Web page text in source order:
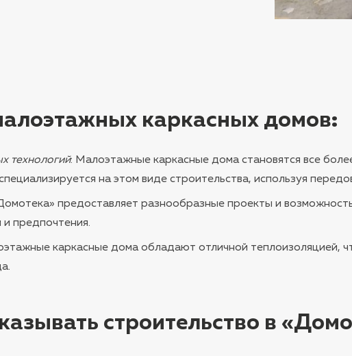
каркасных домов:
технологий: Малоэтажные каркасные дома становятся все
на этом виде строительства, используя
предоставляет разнообразные проекты и
предпочтения.
каркасные дома обладают отличной теплоизоляцией,
строительство в